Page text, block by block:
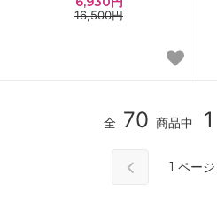
16,500円
全 70 商品中
1 ページ